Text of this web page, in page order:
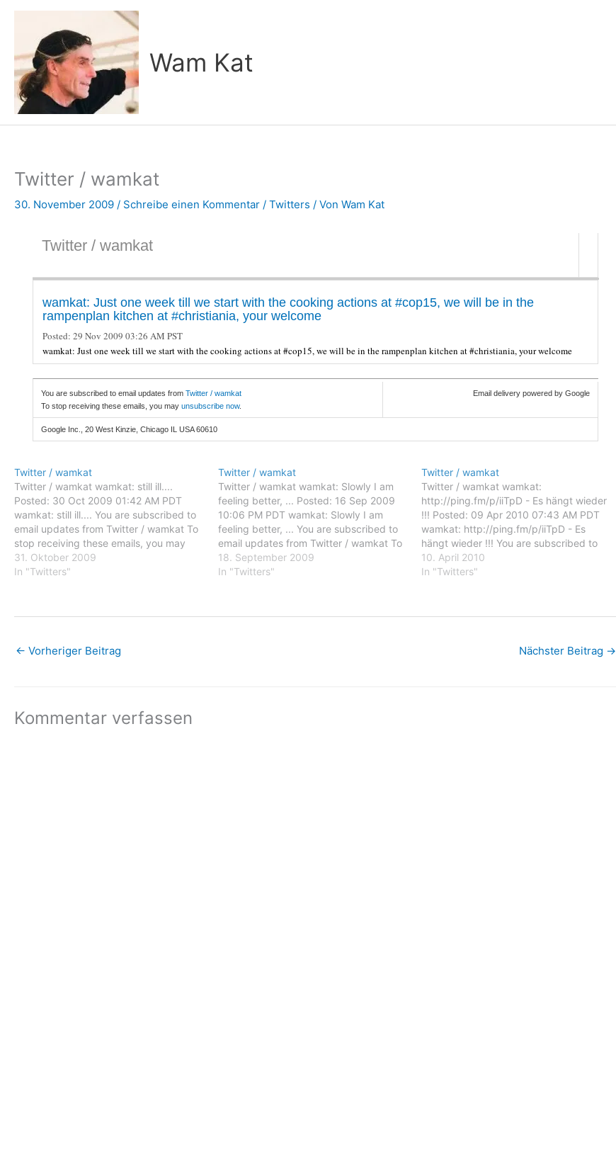
Zum
springen
Wam Kat
Twitter / wamkat
30. November 2009 / Schreibe einen Kommentar / Twitters / Von Wam Kat
Twitter / wamkat
wamkat: Just one week till we start with the cooking actions at #cop15, we will be in the
rampenplan kitchen at #christiania, your welcome
Posted: 29 Nov 2009 03:26 AM PST
wamkat: Just one week till we start with the cooking actions at #cop15, we will be in the rampenplan kitchen at #christiania, your welcome
You are subscribed to email updates from Twitter / wamkat
To stop receiving these emails, you may unsubscribe now.
Email delivery powered by Google
Google Inc., 20 West Kinzie, Chicago IL USA 60610
Twitter / wamkat
Twitter / wamkat wamkat: still ill....
Posted: 30 Oct 2009 01:42 AM PDT
wamkat: still ill.... You are subscribed to
email updates from Twitter / wamkat To
stop receiving these emails, you may
unsubscribe now. Email delivery
powered by Google Google Inc., 20
31. Oktober 2009
In "Twitters"
Twitter / wamkat
Twitter / wamkat wamkat: Slowly I am
feeling better, ... Posted: 16 Sep 2009
10:06 PM PDT wamkat: Slowly I am
feeling better, ... You are subscribed to
email updates from Twitter / wamkat To
stop receiving these emails, you may
unsubscribe now. Email delivery
18. September 2009
In "Twitters"
Twitter / wamkat
Twitter / wamkat wamkat:
http://ping.fm/p/iiTpD - Es hängt wieder
!!! Posted: 09 Apr 2010 07:43 AM PDT
wamkat: http://ping.fm/p/iiTpD - Es
hängt wieder !!! You are subscribed to
email updates from Twitter / wamkat To
stop receiving these emails, you may
10. April 2010
In "Twitters"
← Vorheriger Beitrag Nächster Beitrag →
Kommentar verfassen